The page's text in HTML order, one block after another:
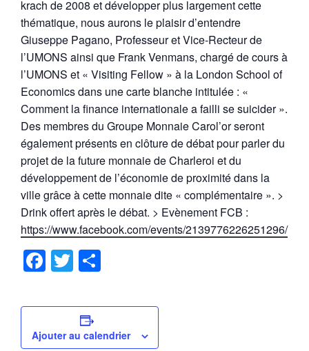
krach de 2008 et développer plus largement cette
thématique, nous aurons le plaisir d’entendre
Giuseppe Pagano, Professeur et Vice-Recteur de
l’UMONS ainsi que Frank Venmans, chargé de cours à
l’UMONS et « Visiting Fellow » à la London School of
Economics dans une carte blanche intitulée : «
Comment la finance internationale a failli se suicider ».
Des membres du Groupe Monnaie Carol’or seront
également présents en clôture de débat pour parler du
projet de la future monnaie de Charleroi et du
développement de l’économie de proximité dans la
ville grâce à cette monnaie dite « complémentaire ». >
Drink offert après le débat. > Evènement FCB :
https://www.facebook.com/events/2139776226251296/
F
c
e
T
tt
er
ta
g
Ajouter au calendrier